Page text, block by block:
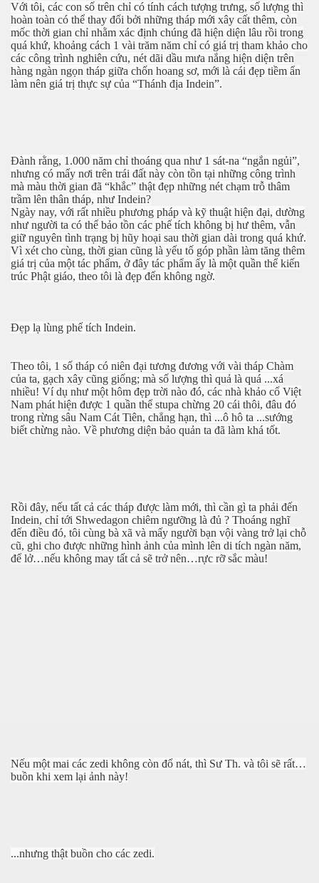
Với tôi, các con số trên chỉ có tính cách tượng trưng, số lượng thì
hoàn toàn có thể thay đổi bởi những tháp mới xây cất thêm, còn
mốc thời gian chỉ nhằm xác định chúng đã hiện diện lâu rồi trong
quá khứ, khoảng cách 1 vài trăm năm chỉ có giá trị tham khảo cho
các công trình nghiên cứu, nét dãi dầu mưa nắng hiện diện trên
hàng ngàn ngọn tháp giữa chốn hoang sơ, mới là cái đẹp tiềm ẩn
làm nên giá trị thực sự của “Thánh địa Indein”.
Đành rằng, 1.000 năm chỉ thoáng qua như 1 sát-na “ngắn ngủi”,
nhưng có mấy nơi trên trái đất này còn tồn tại những công trình
mà màu thời gian đã “khắc” thật đẹp những nét chạm trỗ thâm
trầm lên thân tháp, như Indein?
Ngày nay, với rất nhiều phương pháp và kỹ thuật hiện đại, dường
như người ta có thể bảo tồn các phế tích không bị hư thêm, vẫn
giữ nguyên tình trạng bị hũy hoại sau thời gian dài trong quá khứ.
Vì xét cho cùng, thời gian cũng là yếu tố góp phần làm tăng thêm
giá trị của một tác phẩm, ở đây tác phẩm ấy là một quần thể kiến
trúc Phật giáo, theo tôi là đẹp đến không ngờ.
Đẹp lạ lùng phế tích Indein.
Theo tôi, 1 số tháp có niên đại tương đương với vài tháp Chàm
của ta, gạch xây cũng giống; mà số lượng thì quả là quá ...xá
nhiều! Ví dụ như một hôm đẹp trời nào đó, các nhà khảo cổ Việt
Nam phát hiện được 1 quần thể stupa chừng 20 cái thôi, đâu đó
trong rừng sâu Nam Cát Tiên, chẳng hạn, thì ...ô hô ta ...sướng
biết chừng nào. Về phương diện bảo quản ta đã làm khá tốt.
Rồi đây, nếu tất cả các tháp được làm mới, thì cần gì ta phải đến
Indein, chỉ tới Shwedagon chiêm ngưỡng là đủ ? Thoáng nghĩ
đến điều đó, tôi cùng bà xã và mấy người bạn vội vàng trở lại chỗ
cũ, ghi cho được những hình ảnh của mình lên di tích ngàn năm,
để lở…nếu không may tất cả sẽ trở nên…rực rỡ sắc màu!
Nếu một mai các zedi không còn đổ nát, thì Sư Th. và tôi sẽ rất…
buồn khi xem lại ảnh này!
...nhưng thật buồn cho các zedi.